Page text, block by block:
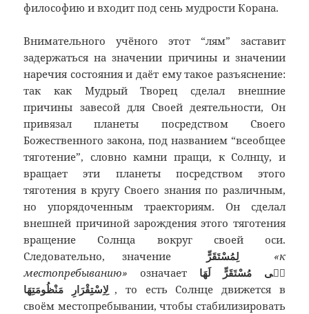
философию и входит под сень мудрости Корана.
Внимательного учёного этот “лям” заставит
задержаться на значении причины и значении
наречия состояния и даёт ему такое разъяснение:
так как Мудрый Творец сделал внешние
причины завесой для Своей деятельности, Он
привязал планеты посредством Своего
Божественного закона, под названием “всеобщее
тяготение”, словно камни пращи, к Солнцу, и
вращает эти планеты посредством этого
тяготения в кругу Своего знания по различным,
но упорядоченным траекториям. Он сделал
внешней причиной зарождения этого тяготения
вращение Солнца вокруг своей оси.
Следовательно, значение
«к
местопребыванию» означает فٖى مُسْتَقَرٍّ لَهَا
, то есть Солнце движется в
своём местопребывании, чтобы стабилизировать